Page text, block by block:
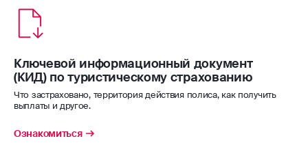
вейкборд
водные лыжи
водное поло
программе страхования для большей
уверенности в поездке.
Страховая сумма – 50 000 $/€.
Ключевой информационный документ
(КИД) по туристическому страхованию
Что застраховано, территория действия полиса, как получить
выплаты и другое.
Ознакомиться